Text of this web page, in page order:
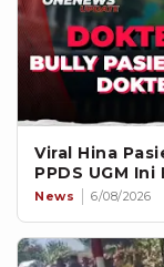
Viral Hina
PPDS UGM
News 6/08/2026